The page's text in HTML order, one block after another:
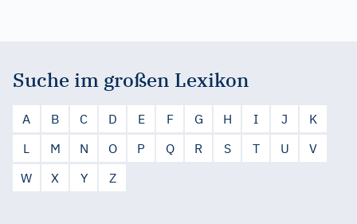
Suche im großen Lexikon
A B C D E F G H I J
K
L
M N O P Q R S T U
V
W
X Y Z